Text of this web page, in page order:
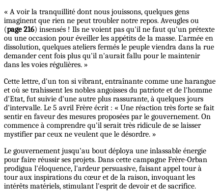
« A voir la tranquillité dont nous jouissons, quelques gens
imaginent que rien ne peut troubler notre repos. Aveugles ou
(page 216) insensés ! Ils ne voient pas qu'il ne faut qu'un prétexte
ou une occasion pour éveiller les appétits de la masse. L’armée en
dissolution, quelques ateliers fermés le peuple viendra dans la rue
demander cent fois plus qu'il n'aurait fallu pour le maintenir
dans les voies régulières. »
Cette lettre, d'un ton si vibrant, entraînante comme une harangue
et où se trahissent les nobles angoisses du patriote et de l'homme
d'Etat, fut suivie d'une autre plus rassurante, à quelques jours
d'intervalle. Le 5 avril Frère écrit : « Une réaction très forte se fait
sentir en faveur des mesures proposées par le gouvernement. On
commence à comprendre qu'il serait très ridicule de se laisser
mystifier par ceux ne veulent que le désordre. »
Le gouvernement jusqu'au bout déploya une inlassable énergie
pour faire réussir ses projets. Dans cette campagne Frère-Orban
prodigua l'éloquence, l'ardeur persuasive, faisant appel tour à
tour aux inspirations du cœur et de la raison, invoquant les
intérêts matériels, stimulant l'esprit de devoir et de sacrifice.